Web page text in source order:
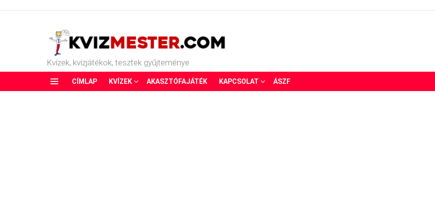
Kvízek, kvízjátékok, tesztek gyűjteménye
CÍMLAP KVÍZEK AKASZTÓFAJÁTÉK KAPCSOLAT ÁSZF